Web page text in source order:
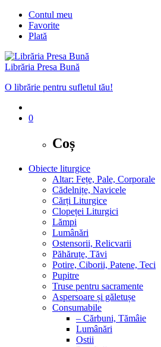
Contul meu
Favorite
Plată
Librăria Presa Bună
O librărie pentru sufletul tău!
0
Coș
Obiecte liturgice
Altar: Fețe, Pale, Corporale
Cădelnițe, Navicele
Cărți Liturgice
Clopeței Liturgici
Lămpi
Lumânări
Ostensorii, Relicvarii
Păhăruțe, Tăvi
Potire, Ciborii, Patene, Teci
Pupitre
Truse pentru sacramente
Aspersoare și găletușe
Consumabile
– Cărbuni, Tămâie
Lumânări
Ostii